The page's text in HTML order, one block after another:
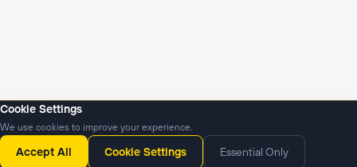
Янгиликлар Подкастлар
Cookie Settings
We use cookies to improve your experience.
Accept All Cookie Settings Essential Only